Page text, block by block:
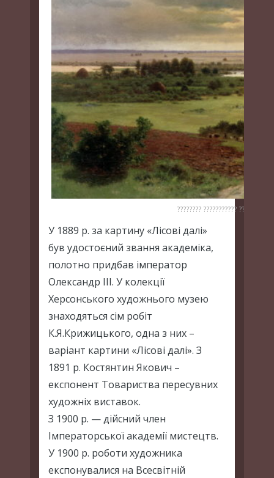
???????? ??????????? ????
У 1889 р. за картину «Лісові далі»
був удостоєний звання академіка,
полотно придбав імператор
Олександр III. У колекції
Херсонського художнього музею
знаходяться сім робіт
К.Я.Крижицького, одна з них –
варіант картини «Лісові далі». З
1891 р. Костянтин Якович –
експонент Товариства пересувних
художніх виставок.
З 1900 р. — дійсний член
Імператорської академії мистецтв.
У 1900 р. роботи художника
експонувалися на Всесвітній